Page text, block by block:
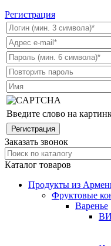
Регистрация
Введите слово на
Заказать звонок
Каталог товаров
Продукты из
Фруктовые
Варенье